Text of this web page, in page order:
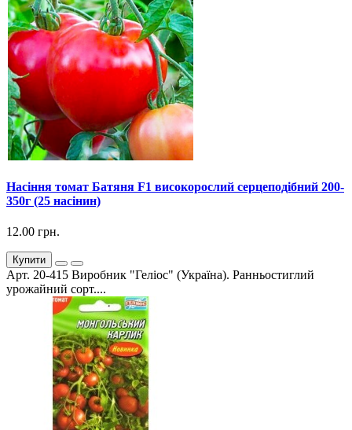
Насіння томат Батяня F1 високорослий серцеподібний 200-
350г (25 насінин)
12.00 грн.
Купити
Арт. 20-415 Виробник "Геліос" (Україна). Ранньостиглий
урожайний сорт....